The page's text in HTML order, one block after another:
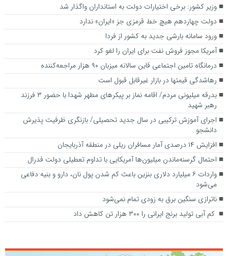
وزیر کشور: برخی اختیارات دولت به استانداران واگذار شد
دولت چهاردهم هیچ خط قرمزی جز «ایران» ندارد
ورود سامانه بارشی جدید به کشور از فردا
آمریکا مجوز فروش نفت برای ایران را لغو کرد
درمانگاه تامین اجتماعی قاین سالانه میزبان ۹۰ هزار مراجعه‌کننده
رهاشدگی قیمتها در بازار غیرقابل قبول است
بدرقه میلیونی مردم/ اقامه نماز بر پیکرهای مطهر شهدا با حضور ۳ فرزند
رهبر شهید
اجرای آموزش ترکیبی در سال جدید تحصیلی/ بازنگری ظرفیت پذیرش
دانشجو
افزایش ۱۴ درصدی آمار مسافران ریلی در منطقه آذربایجان
احتمال گرسنه‌ماندن میلیون‌ها آمریکایی با تداوم تعطیلی دولت فدرال
واردات ۶ میلیارد دلاری بنزین باعث کم شدن پول نان، دارو و بنیه دفاعی
می‌شود
ناترازی سنگین برق به زودی تمام نمی‌شود
کم آبی تولید برنج ایرانی را ۳۰۰ هزار تن کاهش داد